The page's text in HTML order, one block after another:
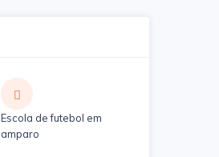
Escola de futebol em
amparo